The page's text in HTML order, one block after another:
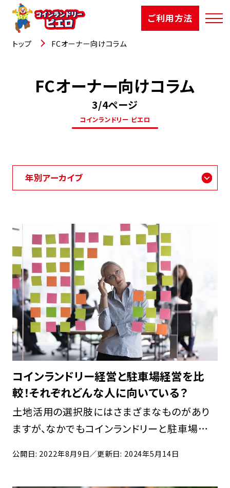
ご利用方法
店舗検索
選ばれる理由
よくあるご質問
FCオーナー募集中
トップ FCオーナー向けコラム
FCオーナー向けコラム
3/4ページ
コインランドリー ピエロ
コインランドリー経営と駐車場経営を比
較！それぞれどんな人に向いている？
土地活用の選択肢にはさまざまなものがあり
ますが、なかでもコインランドリーと駐車場は
に対してどちらが適しているのか」など、迷って
公開日: 2022年8月9日／更新日: 2024年5月14日